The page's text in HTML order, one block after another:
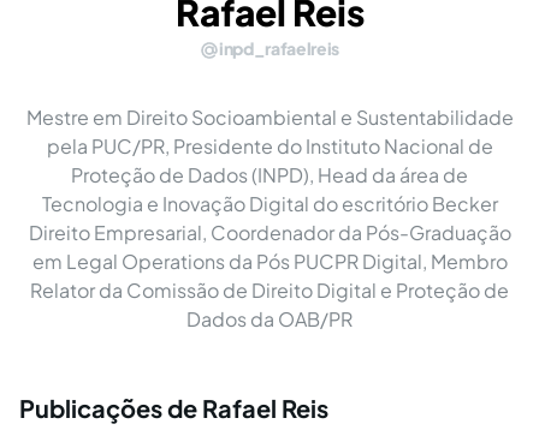
Rafael Reis
inpd_rafaelreis
Mestre em Direito Socioambiental e Sustentabilidade
pela PUC/PR, Presidente do Instituto Nacional de
Proteção de Dados (INPD), Head da área de
Tecnologia e Inovação Digital do escritório Becker
Direito Empresarial, Coordenador da Pós-Graduação
em Legal Operations da Pós PUCPR Digital, Membro
Relator da Comissão de Direito Digital e Proteção de
Dados da OAB/PR
Publicações de Rafael Reis